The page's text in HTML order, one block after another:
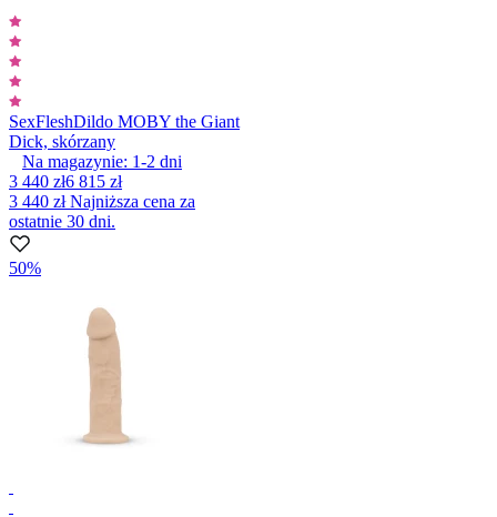
SexFleshDildo MOBY the Giant
Dick, skórzany
Na magazynie: 1-2 dni
3 440 zł6 815 zł
3 440 złNajniższa cena za
ostatnie 30 dni.
50%